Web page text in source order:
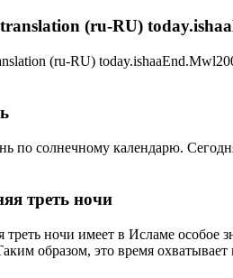
(ru-RU)
(ru-RU)
треть ночи
треть ночи имеет в Исламе особое
образом, это время